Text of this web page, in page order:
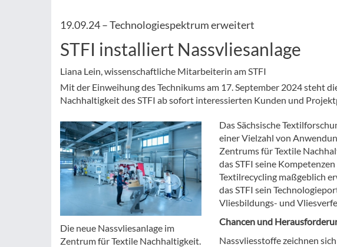
19.09.24 –Technologiespektrum erweitert
STFI installiert Nassvliesanlage
Liana Lein, wissenschaftliche Mitarbeiterin am STFI
Mit der Einweihung des Technikums am 17. September 2024 steht
Nachhaltigkeit des STFI ab sofort interessierten Kunden und
Die neue Nassvliesanlage im
Zentrum für Textile Nachhaltigkeit.
Das Sächsische
einer Vielzahl von
Zentrums für Textile
das STFI seine
Textilrecycling maßgeblich
das STFI sein
Vliesbildungs- und
Chancen und
Nassvliesstoffe zeichnen